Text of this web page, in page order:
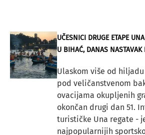
UČESNICI DRUGE ETAPE
U BIHAĆ, DANAS NASTAVAK
Ulaskom više od
pod veličanstvenom
ovacijama okupljenih
okončan drugi dan 51.
turističke Una regate -
najpopularnijih